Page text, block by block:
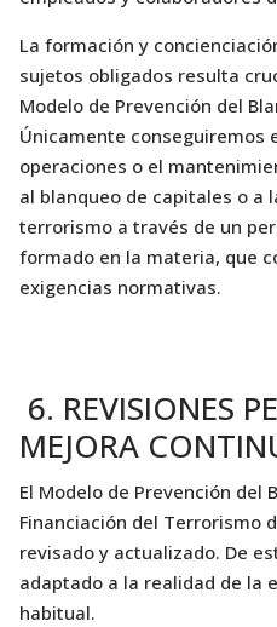
La formación y
sujetos obligados resulta
Modelo de Prevención del
Únicamente conseguiremos
operaciones o el
al blanqueo de capitales o a
terrorismo a través de un
formado en la materia, que
exigencias normativas.
6. REVISIONES
MEJORA
El Modelo de Prevención del
Financiación del Terrorismo
revisado y actualizado. De
adaptado a la realidad de la
habitual.